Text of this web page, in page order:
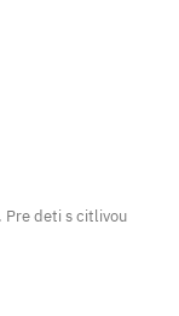
Pre deti s citlivou